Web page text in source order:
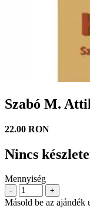
Szabó M.
22.00 RON
Nincs
Mennyiség
- +
Másold be az ajándék